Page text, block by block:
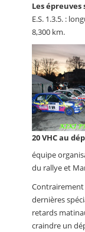
Les
E.S. 1.3.5. :
8,300 km.
20 VHC au
équipe
du rallye et
dernières
retards
craindre un